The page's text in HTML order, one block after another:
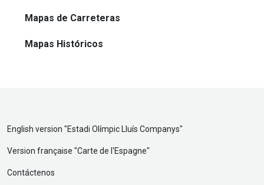
Mapas de Carreteras
Mapas Históricos
English version "Estadi Olímpic Lluís Companys"
Version française "Carte de l'Espagne"
Contáctenos